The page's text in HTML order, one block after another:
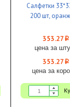
Салфетки
200 шт,
353.27 i
цена за
353.27 i
цена за